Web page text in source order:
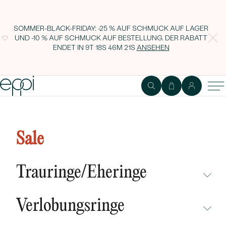
SOMMER-BLACK-FRIDAY: -25 % AUF SCHMUCK AUF LAGER
UND -10 % AUF SCHMUCK AUF BESTELLUNG. DER RABATT
ENDET IN 9T 18S 46M 20S ANSEHEN
Sale
Trauringe/Eheringe
NEUHEITEN
Verlobungsringe
Diamanten Tulga